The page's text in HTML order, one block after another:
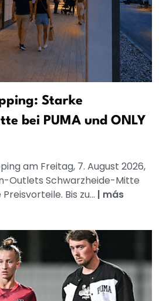
Starke
bei PUMA und ONLY
am Freitag, 7. August 2026,
Outlets Schwarzheide-Mitte
Bis zu... | más